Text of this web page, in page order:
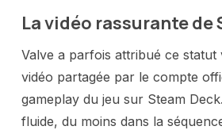
La vidéo rassurante de
Valve a parfois attribué ce
vidéo partagée par le compte
gameplay du jeu sur Steam
fluide, du moins dans la